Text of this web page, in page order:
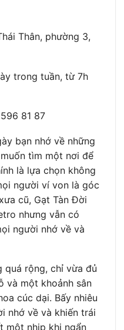
Thân, phường 3,
trong tuần, từ 7h
81 87
bạn nhớ về những
tìm một nơi để
là lựa chọn không
người ví von là góc
cũ, Gạt Tàn Đời
nhưng vẫn có
người nhớ về và
quá rộng, chỉ vừa đủ
và một khoảnh sân
cúc dại. Bấy nhiêu
nhớ về và khiến trái
một nhịp khi ngẩn